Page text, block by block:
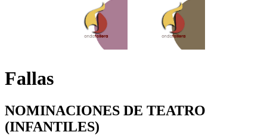
Fallas
NOMINACIONES DE TEATRO
(INFANTILES)